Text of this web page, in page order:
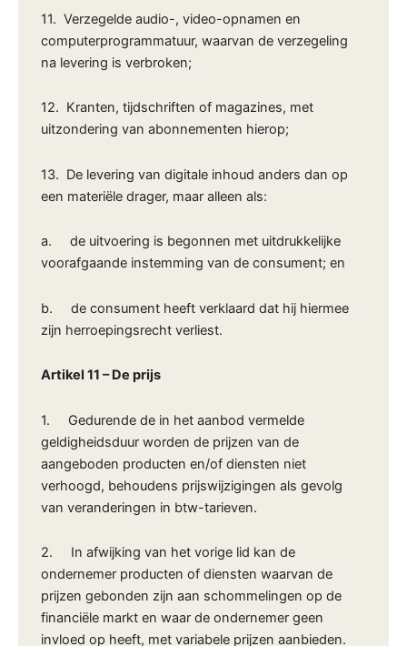
11. Verzegelde audio-, video-opnamen en
computerprogrammatuur, waarvan de verzegeling
na levering is verbroken;
12. Kranten, tijdschriften of magazines, met
uitzondering van abonnementen hierop;
13. De levering van digitale inhoud anders dan op
een materiële drager, maar alleen als:
a. de uitvoering is begonnen met uitdrukkelijke
voorafgaande instemming van de consument; en
b. de consument heeft verklaard dat hij hiermee
zijn herroepingsrecht verliest.
Artikel 11 –De prijs
1. Gedurende de in het aanbod vermelde
geldigheidsduur worden de prijzen van de
aangeboden producten en/of diensten niet
verhoogd, behoudens prijswijzigingen als gevolg
van veranderingen in btw-tarieven.
2. In afwijking van het vorige lid kan de
ondernemer producten of diensten waarvan de
prijzen gebonden zijn aan schommelingen op de
financiële markt en waar de ondernemer geen
invloed op heeft, met variabele prijzen aanbieden.